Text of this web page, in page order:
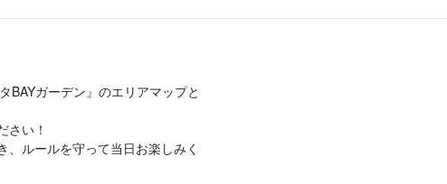
BAYガーデン』のエリアマップと
さい！
ルールを守って当日お楽しみく